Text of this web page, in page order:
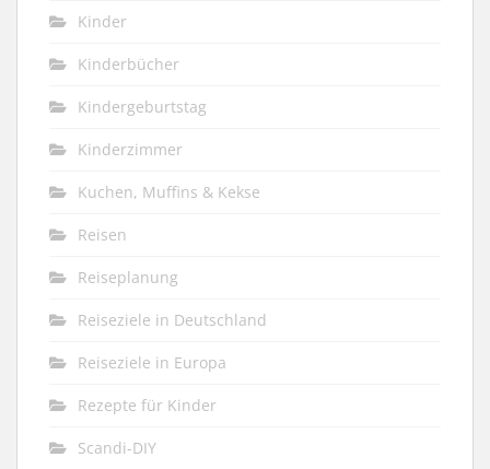
Kinder
Kinderbücher
Kindergeburtstag
Kinderzimmer
Kuchen, Muffins & Kekse
Reisen
Reiseplanung
Reiseziele in Deutschland
Reiseziele in Europa
Rezepte für Kinder
Scandi-DIY